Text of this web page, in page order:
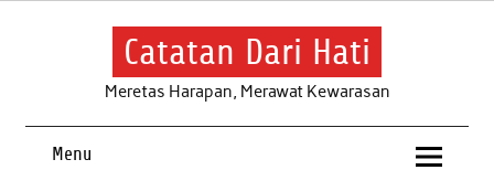
Skip
Catatan Dari Hati
Meretas Harapan, Merawat Kewarasan
Menu